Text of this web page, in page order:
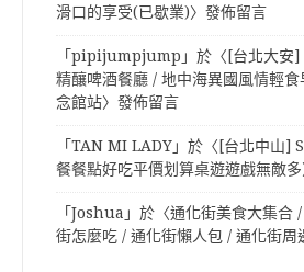
滑口的享受(已歇業)〉發佈留言
「pipijumpjump 」於〈 [台北大安]
精釀啤酒餐廳 / 地中海異國風情輕
念館站〉發佈留言
「TAN MI LADY」於〈 [台北中山]
餐餐點好吃平價划算桌遊遊戲無敵多
「Joshua 」於〈通化街美食大集合
街怎麼吃 / 通化街懶人包 / 通化街周